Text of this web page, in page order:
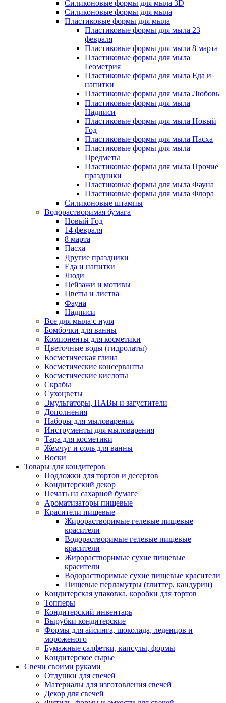
Силиконовые формы для мыла 3D
Силиконовые формы для мыла
Пластиковые формы для мыла
Пластиковые формы для мыла 23
февраля
Пластиковые формы для мыла 8 марта
Пластиковые формы для мыла
Геометрия
Пластиковые формы для мыла Еда и
напитки
Пластиковые формы для мыла Любовь
Пластиковые формы для мыла
Надписи
Пластиковые формы для мыла Новый
Год
Пластиковые формы для мыла Пасха
Пластиковые формы для мыла
Предметы
Пластиковые формы для мыла Прочие
праздники
Пластиковые формы для мыла Фауна
Пластиковые формы для мыла Флора
Силиконовые штампы
Водорастворимая бумага
Новый Год
14 февраля
8 марта
Пасха
Другие праздники
Еда и напитки
Люди
Пейзажи и мотивы
Цветы и листва
Фауна
Надписи
Все для мыла с нуля
Бомбочки для ванны
Компоненты для косметики
Цветочные воды (гидролаты)
Косметическая глина
Косметические консерванты
Косметические кислоты
Скрабы
Сухоцветы
Эмульгаторы, ПАВы и загустители
Дополнения
Наборы для мыловарения
Инструменты для мыловарения
Тара для косметики
Жемчуг и соль для ванны
Воски
Товары для кондитеров
Подложки для тортов и десертов
Кондитерский декор
Печать на сахарной бумаге
Ароматизаторы пищевые
Красители пищевые
Жирорастворимые гелевые пищевые
красители
Водорастворимые гелевые пищевые
красители
Жирорастворимые сухие пищевые
красители
Водорастворимые сухие пищевые красители
Пищевые перламутры (глиттер, кандурин)
Кондитерская упаковка, коробки для тортов
Топперы
Кондитерский инвентарь
Вырубки кондитерские
Формы для айсинга, шоколада, леденцов и
мороженого
Бумажные салфетки, капсулы, формы
Кондитерское сырье
Свечи своими руками
Отдушки для свечей
Материалы для изготовления свечей
Декор для свечей